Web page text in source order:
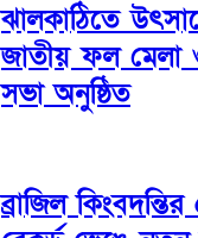
ঝালকাঠিতে
জাতীয় ফল
সভা অনুষ্ঠিত
ব্রাজিল